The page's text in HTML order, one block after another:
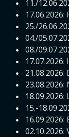
11./
25./
04./
08./
23.08.2026:
18.09.2026:
15.-
02.10.2026: